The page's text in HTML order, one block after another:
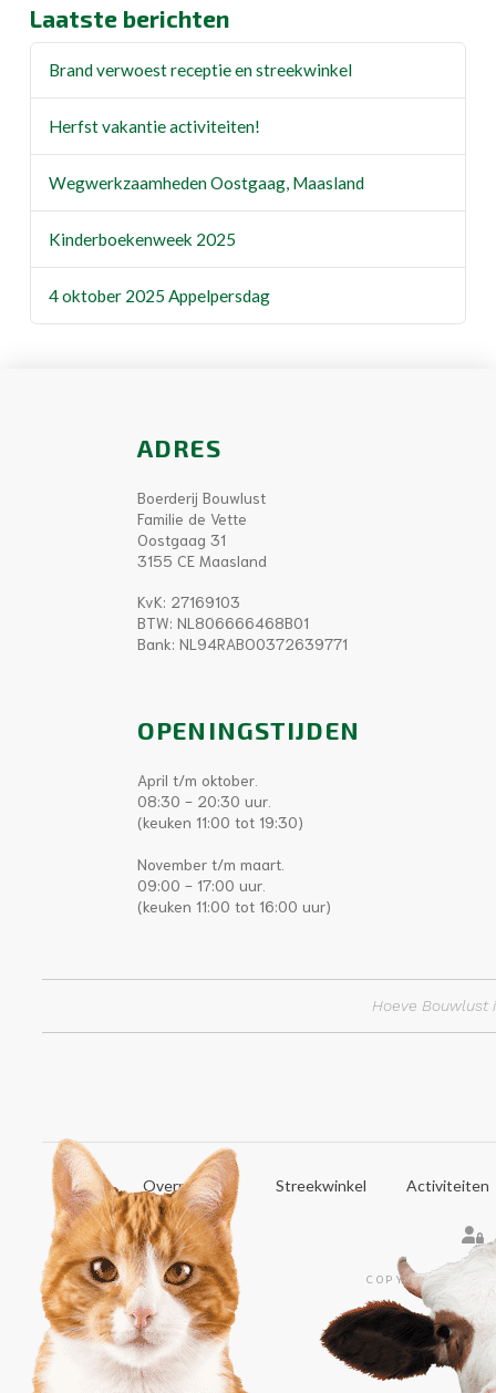
Laatste berichten
Brand verwoest receptie en streekwinkel
Herfst vakantie activiteiten!
Wegwerkzaamheden Oostgaag, Maasland
Kinderboekenweek 2025
4 oktober 2025 Appelpersdag
ADRES
Boerderij Bouwlust
Familie de Vette
Oostgaag 31
3155 CE Maasland
KvK: 27169103
BTW: NL806666468B01
Bank: NL94RABO0372639771
OPENINGSTIJDEN
April t/m oktober.
08:30 - 20:30 uur.
(keuken 11:00 tot 19:30)
November t/m maart.
09:00 - 17:00 uur.
(keuken 11:00 tot 16:00 uur)
Hoeve Bouwlust
Home Overnachten Streekwinkel Activiteiten
COPYRIGHT ©